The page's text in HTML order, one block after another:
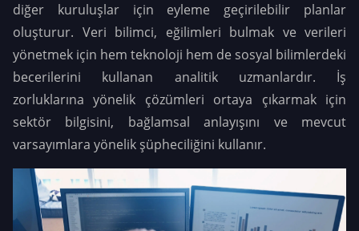
diğer kuruluşlar için eyleme geçirilebilir planlar
oluşturur. Veri bilimci, eğilimleri bulmak ve verileri
yönetmek için hem teknoloji hem de sosyal bilimlerdeki
becerilerini kullanan analitik uzmanlardır. İş
zorluklarına yönelik çözümleri ortaya çıkarmak için
sektör bilgisini, bağlamsal anlayışını ve mevcut
varsayımlara yönelik şüpheciliğini kullanır.